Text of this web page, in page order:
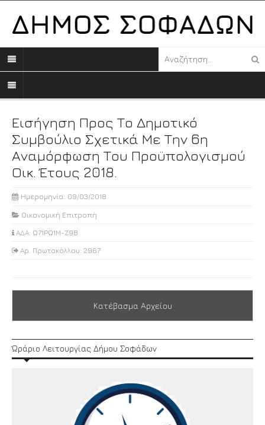
Εισήγηση Προς Το Δημοτικό
Συμβούλιο Σχετικά Με Την 6η
Αναμόρφωση Του Προϋπολογισμού
Οικ. Έτους 2018.
Ημερομηνία: 09/03/2018
Οικονομική Επιτροπή
ΑΔΑ: Ω71ΡΩ1Μ-Ζ9Β
Αρ. Πρωτοκόλλου: 2967
Κατέβασμα Αρχείου
Ώράριο Λειτουργίας Δήμου Σοφάδων